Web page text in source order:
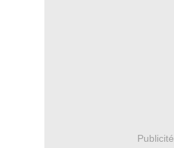
Publicité